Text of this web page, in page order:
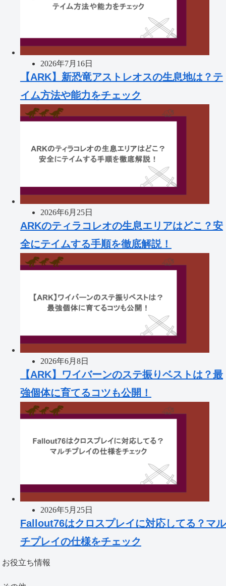
2026年7月16日
【ARK】新恐竜アストレオスの生息地は？テ
イム方法や能力をチェック
2026年6月25日
ARKのティラコレオの生息エリアはどこ？安
全にテイムする手順を徹底解説！
2026年6月8日
【ARK】ワイバーンのステ振りベストは？最
強個体に育てるコツも公開！
2026年5月25日
Fallout76はクロスプレイに対応してる？マル
チプレイの仕様をチェック
お役立ち情報